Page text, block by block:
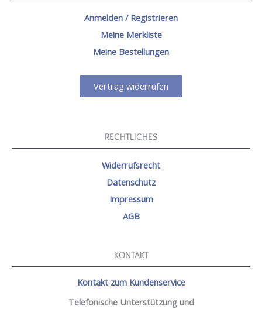
Anmelden / Registrieren
Meine Merkliste
Meine Bestellungen
Vertrag widerrufen
RECHTLICHES
Widerrufsrecht
Datenschutz
Impressum
AGB
KONTAKT
Kontakt zum Kundenservice
Telefonische Unterstützung und